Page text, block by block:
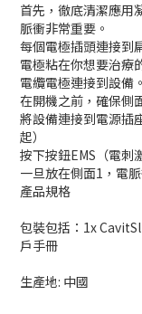
首先，徹底清潔應用
脈衝非常重要。
每個電極插頭連接到
電極粘在你想要治療
電纜電極連接到設備
在開機之前，確保側
將設備連接到電源插
起）
按下按鈕EMS（電刺
一旦放在側面1，電
產品規格
包裝包括：1x
戶手冊
生產地: 中國